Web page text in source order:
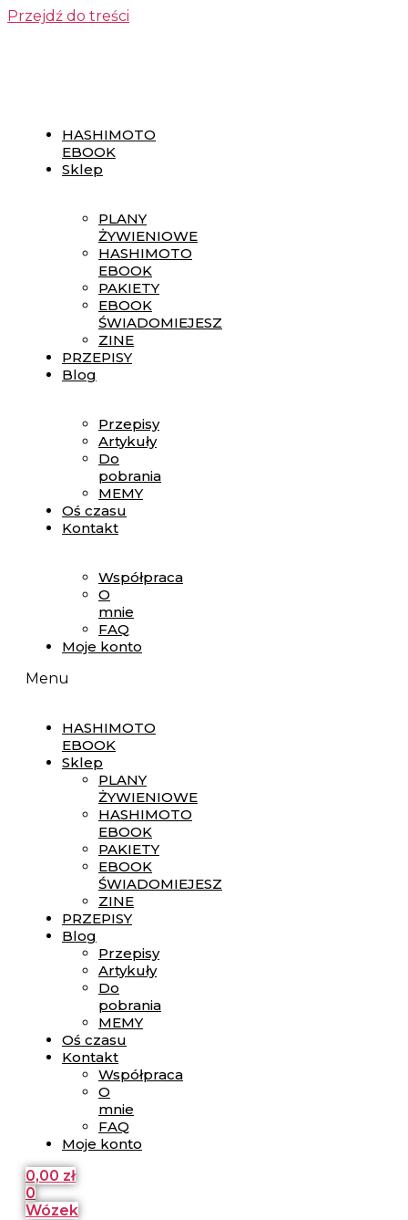
Przejdź do treści
HASHIMOTO
EBOOK
Sklep
PLANY
ŻYWIENIOWE
HASHIMOTO
EBOOK
PAKIETY
EBOOK
ŚWIADOMIEJESZ
ZINE
PRZEPISY
Blog
Przepisy
Artykuły
Do
pobrania
MEMY
Oś czasu
Kontakt
Współpraca
O
mnie
FAQ
Moje konto
Menu
HASHIMOTO
EBOOK
Sklep
PLANY
ŻYWIENIOWE
HASHIMOTO
EBOOK
PAKIETY
EBOOK
ŚWIADOMIEJESZ
ZINE
PRZEPISY
Blog
Przepisy
Artykuły
Do
pobrania
MEMY
Oś czasu
Kontakt
Współpraca
O
mnie
FAQ
Moje konto
0,00 zł
0
Wózek